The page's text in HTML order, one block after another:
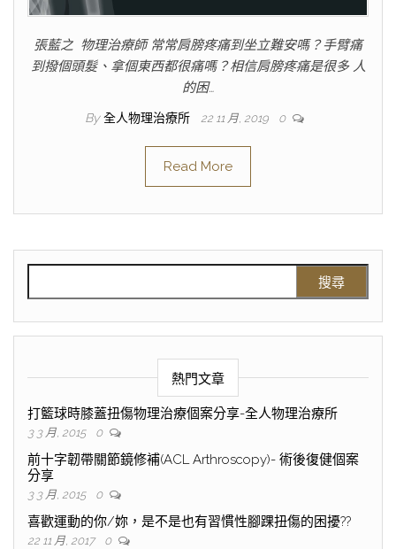
張藍之 物理治療師 常常肩膀疼痛到坐立難安嗎？手臂痛
到撥個頭髮、拿個東西都很痛嗎？相信肩膀疼痛是很多 人
的困…
By 全人物理治療所 22 11 月, 2019 0
Read More
熱門文章
打籃球時膝蓋扭傷物理治療個案分享-全人物理治療所
3 3 月, 2015 0
前十字韌帶關節鏡修補(ACL Arthroscopy)- 術後復健個案
分享
3 3 月, 2015 0
喜歡運動的你/妳，是不是也有習慣性腳踝扭傷的困擾??
22 11 月, 2017 0